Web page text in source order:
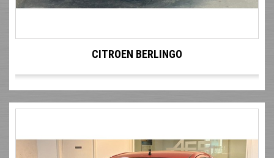
CITROEN BERLINGO